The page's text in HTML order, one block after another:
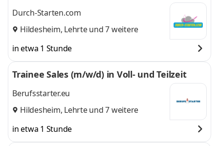
Durch-Starten.com
Hildesheim, Lehrteund 7 weitere
in etwa 1 Stunde
Trainee Sales (m/w/d) in Voll- und Teilzeit
Berufsstarter.eu
Hildesheim, Lehrteund 7 weitere
in etwa 1 Stunde